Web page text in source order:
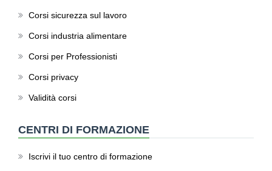
Corsi sicurezza sul lavoro
Corsi industria alimentare
Corsi per Professionisti
Corsi privacy
Validità corsi
CENTRI DI FORMAZIONE
Iscrivi il tuo centro di formazione